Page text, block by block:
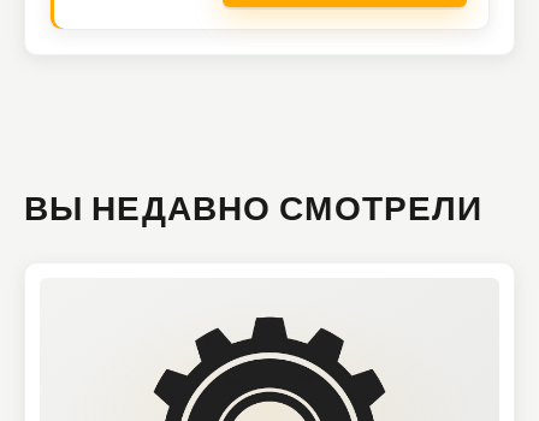
ВЫ НЕДАВНО СМОТРЕЛИ